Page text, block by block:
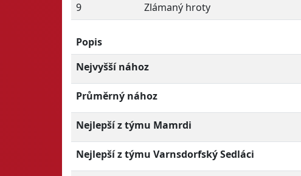
9
Zlámaný hroty
Popis
Nejvyšší nához
Průměrný nához
Nejlepší z týmu Mamrdi
Nejlepší z týmu Varnsdorfský Sedláci